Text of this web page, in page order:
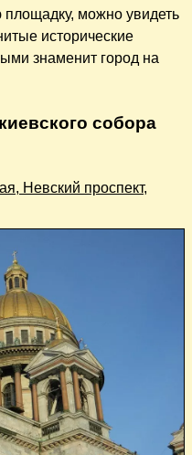
можно увидеть
исторические
знаменит город на
собора
Невский проспект,